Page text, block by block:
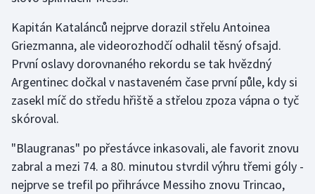
Sportovní střelba
Stolní tenis
Triatlon
Vodní slalom
Kapitán Katalánců nejprve dorazil střelu Antoinea
Griezmanna, ale videorozhodčí odhalil těsný ofsajd.
První oslavy dorovnaného rekordu se tak hvězdný
Argentinec dočkal v nastaveném čase první půle, kdy si
zasekl míč do středu hřiště a střelou zpoza vápna o tyč
skóroval.
"Blaugranas" po přestávce inkasovali, ale favorit znovu
zabral a mezi 74. a 80. minutou stvrdil výhru třemi góly -
nejprve se trefil po přihrávce Messiho znovu Trincao,